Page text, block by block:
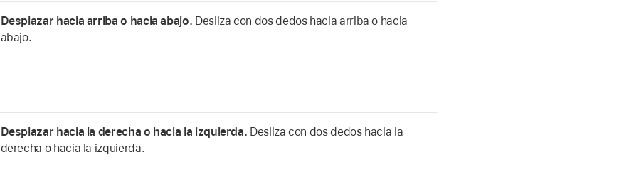
Desplazar hacia arriba o hacia abajo. Desliza con dos dedos hacia arriba o hacia
abajo.
Desplazar hacia la derecha o hacia la izquierda. Desliza con dos dedos hacia la
derecha o hacia la izquierda.